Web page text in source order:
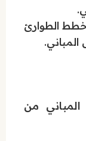
الطوارئ
المباني.
من